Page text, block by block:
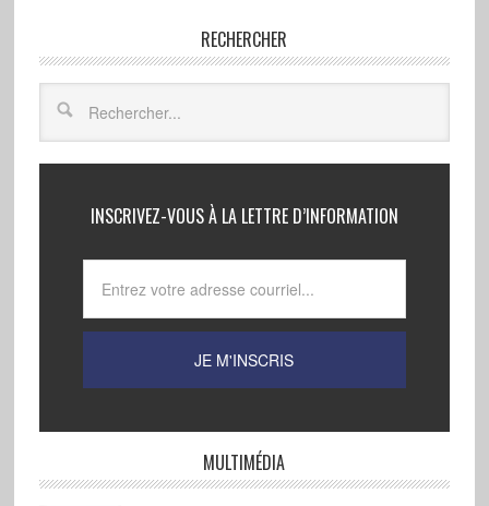
RECHERCHER
INSCRIVEZ-VOUS À LA LETTRE D’INFORMATION
MULTIMÉDIA